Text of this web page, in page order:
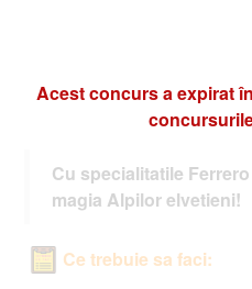
Acest concurs a expirat în
concursurile
Cu specialitatile Ferrero
magia Alpilor elvetieni!
Ce trebuie sa faci: